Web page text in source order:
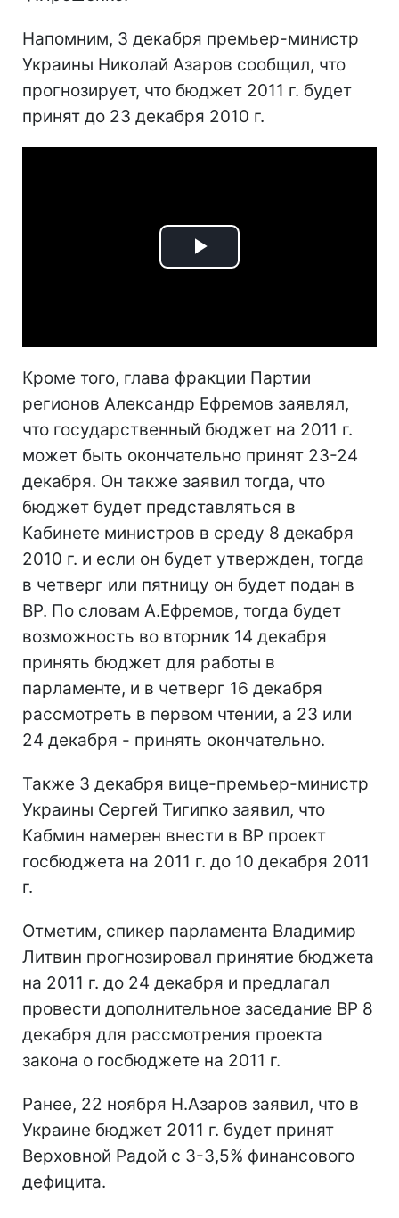
Напомним, 3 декабря премьер-министр
Украины Николай Азаров сообщил, что
прогнозирует, что бюджет 2011 г. будет
принят до 23 декабря 2010 г.
Play
Кроме того, глава фракции Партии
регионов Александр Ефремов заявлял,
что государственный бюджет на 2011 г.
может быть окончательно принят 23-24
декабря. Он также заявил тогда, что
бюджет будет представляться в
Кабинете министров в среду 8 декабря
2010 г. и если он будет утвержден, тогда
в четверг или пятницу он будет подан в
ВР. По словам А.Ефремов, тогда будет
возможность во вторник 14 декабря
принять бюджет для работы в
парламенте, и в четверг 16 декабря
рассмотреть в первом чтении, а 23 или
24 декабря - принять окончательно.
Также 3 декабря вице-премьер-министр
Украины Сергей Тигипко заявил, что
Кабмин намерен внести в ВР проект
госбюджета на 2011 г. до 10 декабря 2011
г.
Отметим, спикер парламента Владимир
Литвин прогнозировал принятие бюджета
на 2011 г. до 24 декабря и предлагал
провести дополнительное заседание ВР 8
декабря для рассмотрения проекта
закона о госбюджете на 2011 г.
Ранее, 22 ноября Н.Азаров заявил, что в
Украине бюджет 2011 г. будет принят
Верховной Радой с 3-3,5% финансового
дефицита.